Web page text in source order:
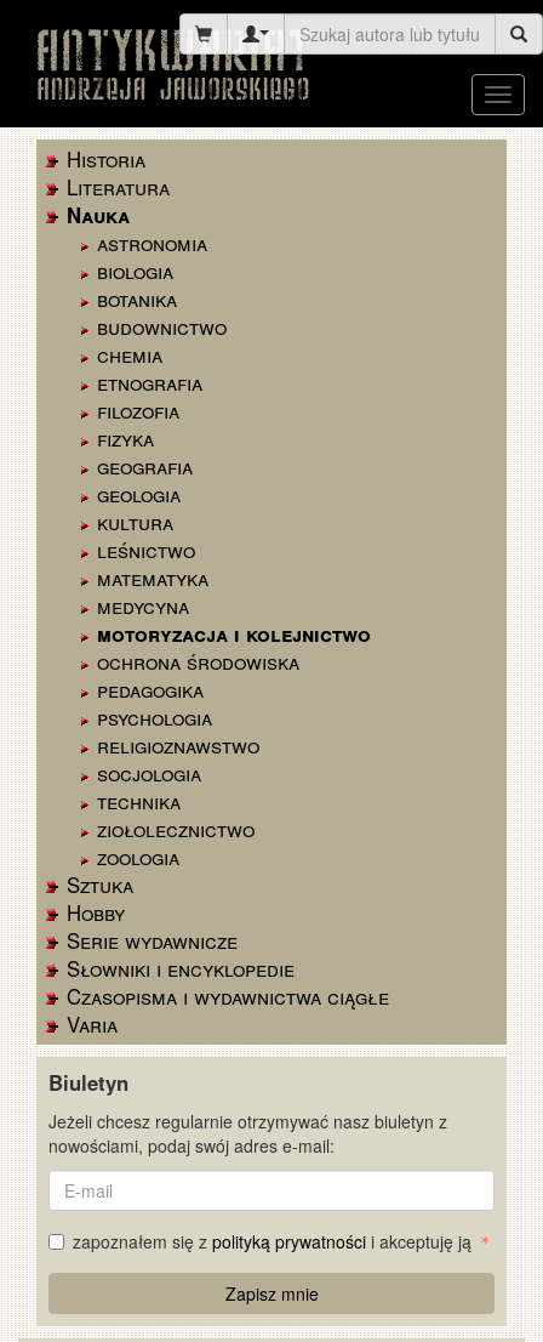
Historia
Literatura
Nauka
astronomia
biologia
botanika
budownictwo
chemia
etnografia
filozofia
fizyka
geografia
geologia
kultura
leśnictwo
matematyka
medycyna
motoryzacja i kolejnictwo
ochrona środowiska
pedagogika
psychologia
religioznawstwo
socjologia
technika
ziołolecznictwo
zoologia
Sztuka
Hobby
Serie wydawnicze
Słowniki i encyklopedie
Czasopisma i wydawnictwa ciągłe
Varia
Biuletyn
Jeżeli chcesz regularnie otrzymywać nasz biuletyn z
nowościami, podaj swój adres e-mail:
E-
mail
zapoznałem się z polityką prywatności i akceptuję ją
Captcha
Zapisz mnie